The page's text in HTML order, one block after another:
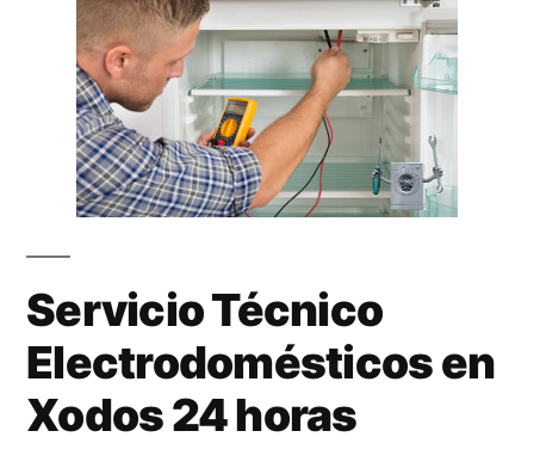
Servicio Técnico
Electrodomésticos en
Xodos 24 horas